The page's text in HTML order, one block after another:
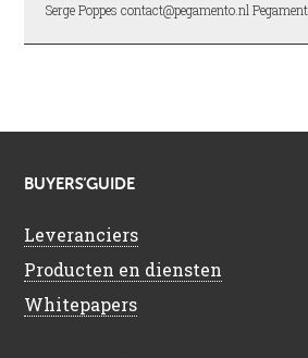
Serge Poppes contact@pegamento.nl
BUYERS’GUIDE
Leveranciers
Producten en diensten
Whitepapers